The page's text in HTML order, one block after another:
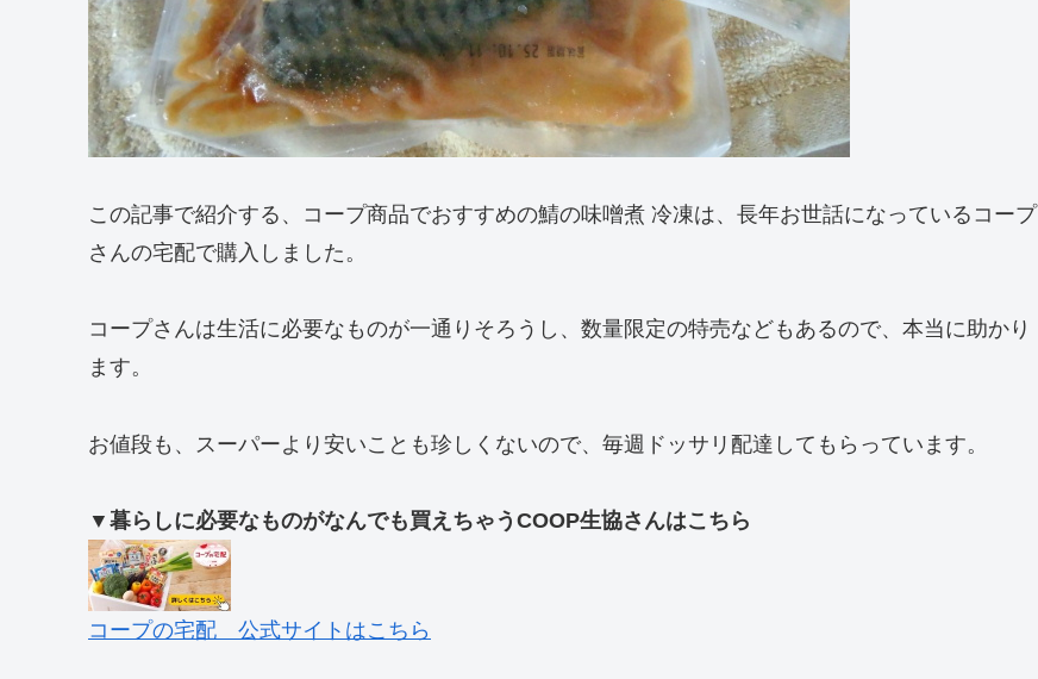
この記事で紹介する、コープ商品でおすすめの鯖の味噌煮 冷凍は、長年お世話になっているコープ
さんの宅配で購入しました。
コープさんは生活に必要なものが一通りそろうし、数量限定の特売などもあるので、本当に助かり
ます。
お値段も、スーパーより安いことも珍しくないので、毎週ドッサリ配達してもらっています。
▼暮らしに必要なものがなんでも買えちゃうCOOP生協さんはこちら
コープの宅配 公式サイトはこちら